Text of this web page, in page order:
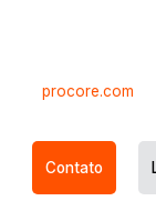
procore.com
Contato